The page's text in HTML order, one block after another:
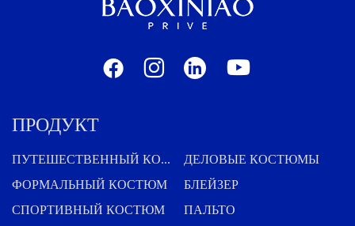
ПРОДУКТ
ПУТЕШЕСТВЕННЫЙ КОСТЮМ
ДЕЛОВЫЕ КОСТЮМЫ
ФОРМАЛЬНЫЙ КОСТЮМ
БЛЕЙЗЕР
СПОРТИВНЫЙ КОСТЮМ
ПАЛЬТО